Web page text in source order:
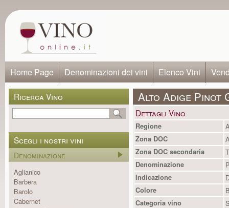
Home Page Denominazioni dei vini Elenco Vini
Ricerca Vino
Scegli i nostri vini
Denominazione
Aglianico
Barbera
Barolo
Cabernet
Alto Adige Pinot
Dettagli Vino
Regione
Zona DOC
Zona DOC secondaria
Denominazione
Indicazione
Colore
Categoria vino